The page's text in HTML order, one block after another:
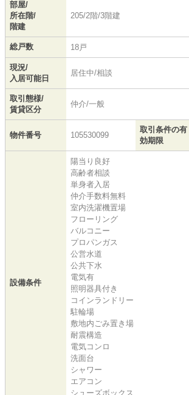
部屋/
所在階/
階建
205/2階/3階建
総戸数 18戸
現況/
入居可能日
居住中/相談
取引態様/
賃貸区分
仲介/一般
物件番号 105530099
取引条件の有
効期限
設備条件
陽当り良好
高齢者相談
単身者入居
仲介手数料無料
室内洗濯機置場
フローリング
バルコニー
プロパンガス
公営水道
公共下水
電気有
照明器具付き
コインランドリー
駐輪場
敷地内ごみ置き場
耐震構造
電気コンロ
洗面台
シャワー
エアコン
シューズボックス